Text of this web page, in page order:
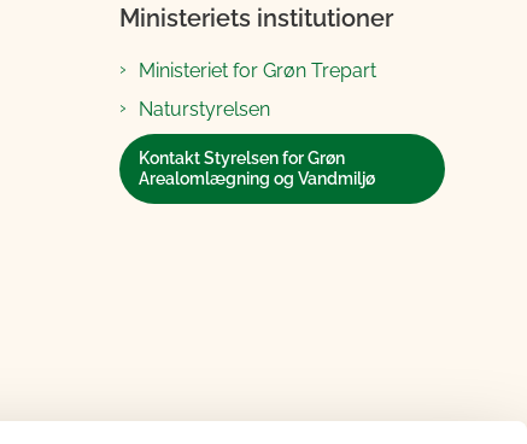
Ministeriets institutioner
Ministeriet for Grøn Trepart
Naturstyrelsen
Kontakt Styrelsen for Grøn
Arealomlægning og Vandmiljø